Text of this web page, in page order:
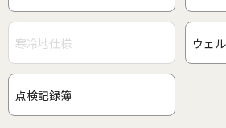
寒冷地仕様 ウェ
点検記録簿